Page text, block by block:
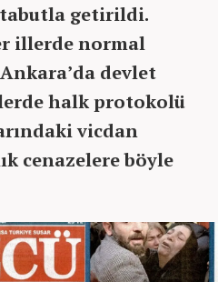
getirildi.
illerde normal
Ankara’da devlet
halk protokolü
vicdan
cenazelere böyle